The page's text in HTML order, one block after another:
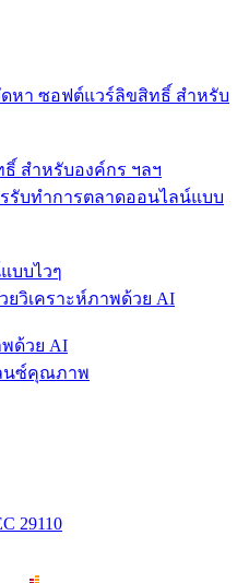
สำหรับองค์กร ฯลฯ
บบไวๆ
ด้วย AI